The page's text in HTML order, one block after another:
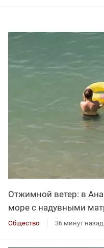
Отжимной ветер: в
море с надувными
Общество 36 минут назад